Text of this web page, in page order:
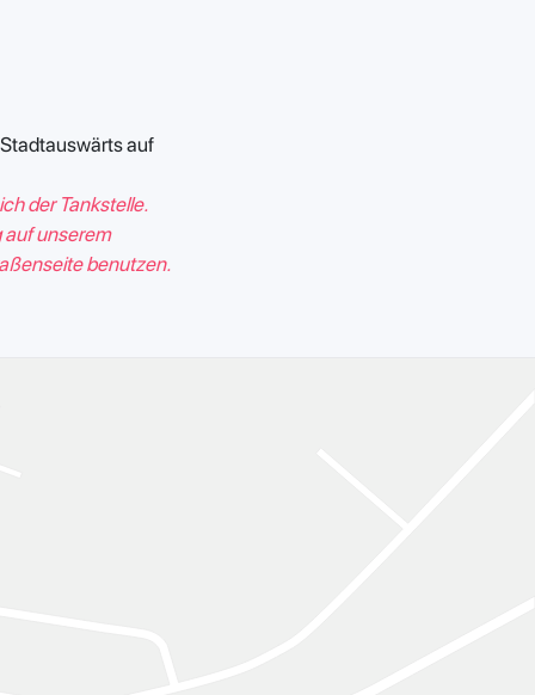
auf
der Tankstelle.
auf unserem
benutzen.